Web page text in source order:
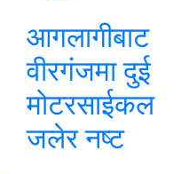
आगलागीबाट
वीरगंजमा दुई
मोटरसाईकल
जलेर नष्ट